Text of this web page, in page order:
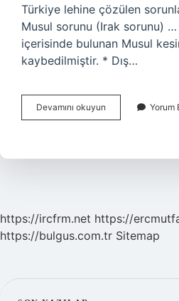
Türkiye lehine çözülen
Musul sorunu (Irak sorunu) …
içerisinde bulunan Musul
kaybedilmiştir. * Dış…
Devamını okuyun Lozanda
Çözülemeyen
Sorun
Yorum
https://ircfrm.net https://
https://bulgus.com.tr Sitemap